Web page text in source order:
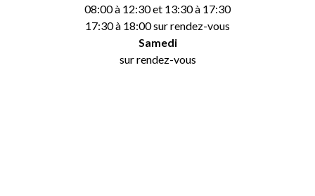
08:00 à 12:30 et 13:30 à 17:30
17:30 à 18:00 sur rendez-vous
Samedi
sur rendez-vous